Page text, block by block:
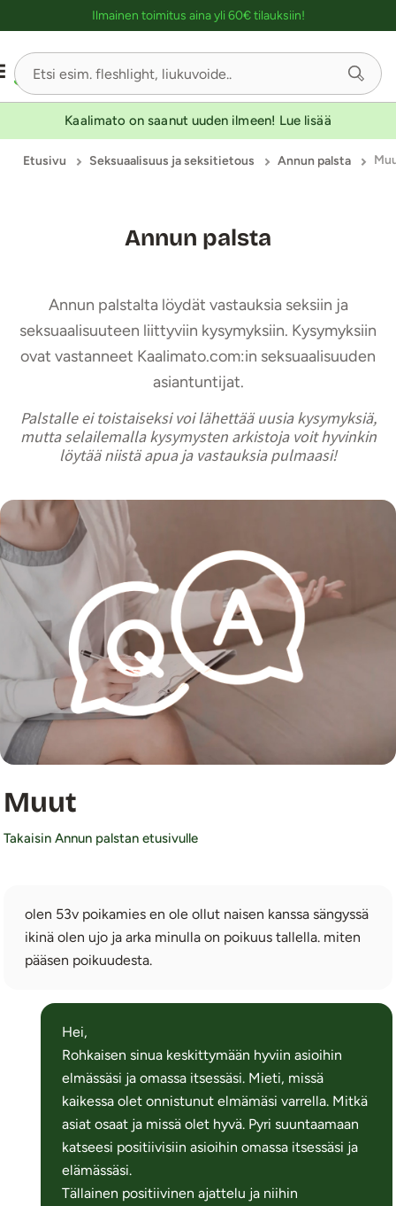
Ilmainen toimitus aina yli 60€ tilauksiin!
Kaalimato on saanut uuden ilmeen! Lue lisää
Etusivu Seksuaalisuus ja seksitietous Annun palsta
Annun palsta
Annun palstalta löydät vastauksia seksiin ja
seksuaalisuuteen liittyviin kysymyksiin. Kysymyksiin
ovat vastanneet Kaalimato.com:in seksuaalisuuden
asiantuntijat.
Palstalle ei toistaiseksi voi lähettää uusia kysymyksiä,
mutta selailemalla kysymysten arkistoja voit hyvinkin
löytää niistä apua ja vastauksia pulmaasi!
Muut
Takaisin Annun palstan etusivulle
olen 53v poikamies en ole ollut naisen kanssa sängyssä
ikinä olen ujo ja arka minulla on poikuus tallella. miten
pääsen poikuudesta.
Hei,
Rohkaisen sinua keskittymään hyviin asioihin
elmässäsi ja omassa itsessäsi. Mieti, missä
kaikessa olet onnistunut elmämäsi varrella. Mitkä
asiat osaat ja missä olet hyvä. Pyri suuntaamaan
katseesi positiivisiin asioihin omassa itsessäsi ja
elämässäsi.
Tällainen positiivinen ajattelu ja niihin